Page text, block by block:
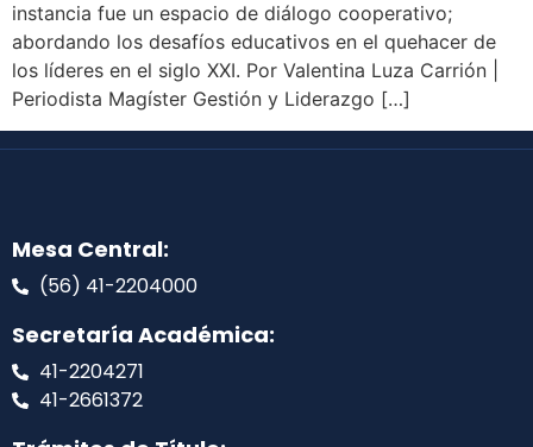
instancia fue un espacio de diálogo cooperativo;
abordando los desafíos educativos en el quehacer de
los líderes en el siglo XXI. Por Valentina Luza Carrión |
Periodista Magíster Gestión y Liderazgo […]
Mesa Central:
(56) 41-2204000
Secretaría Académica:
41-2204271
41-2661372